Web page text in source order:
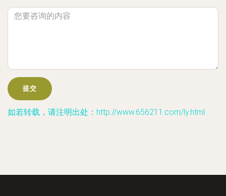
如若转载，请注明出处：http://www.656211.com/ly.html